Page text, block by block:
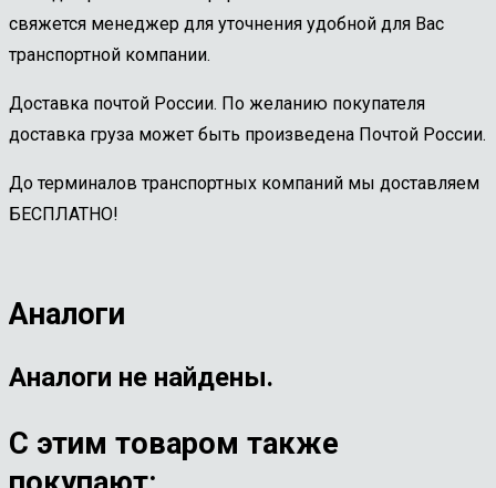
свяжется менеджер для уточнения удобной для Вас
транспортной компании.
Доставка почтой России. По желанию покупателя
доставка груза может быть произведена Почтой России.
До терминалов транспортных компаний мы доставляем
БЕСПЛАТНО!
Аналоги
Аналоги не найдены.
С этим товаром также